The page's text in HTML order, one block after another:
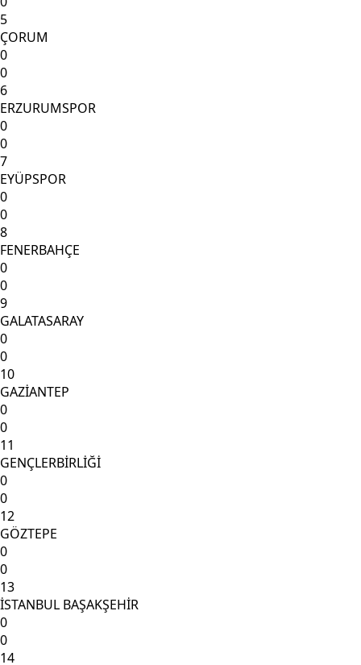
5
ÇORUM
0
0
6
ERZURUMSPOR
0
0
7
EYÜPSPOR
0
0
8
FENERBAHÇE
0
0
9
GALATASARAY
0
0
10
GAZİANTEP
0
0
11
GENÇLERBİRLİĞİ
0
0
12
GÖZTEPE
0
0
13
İSTANBUL BAŞAKŞEHİR
0
0
14